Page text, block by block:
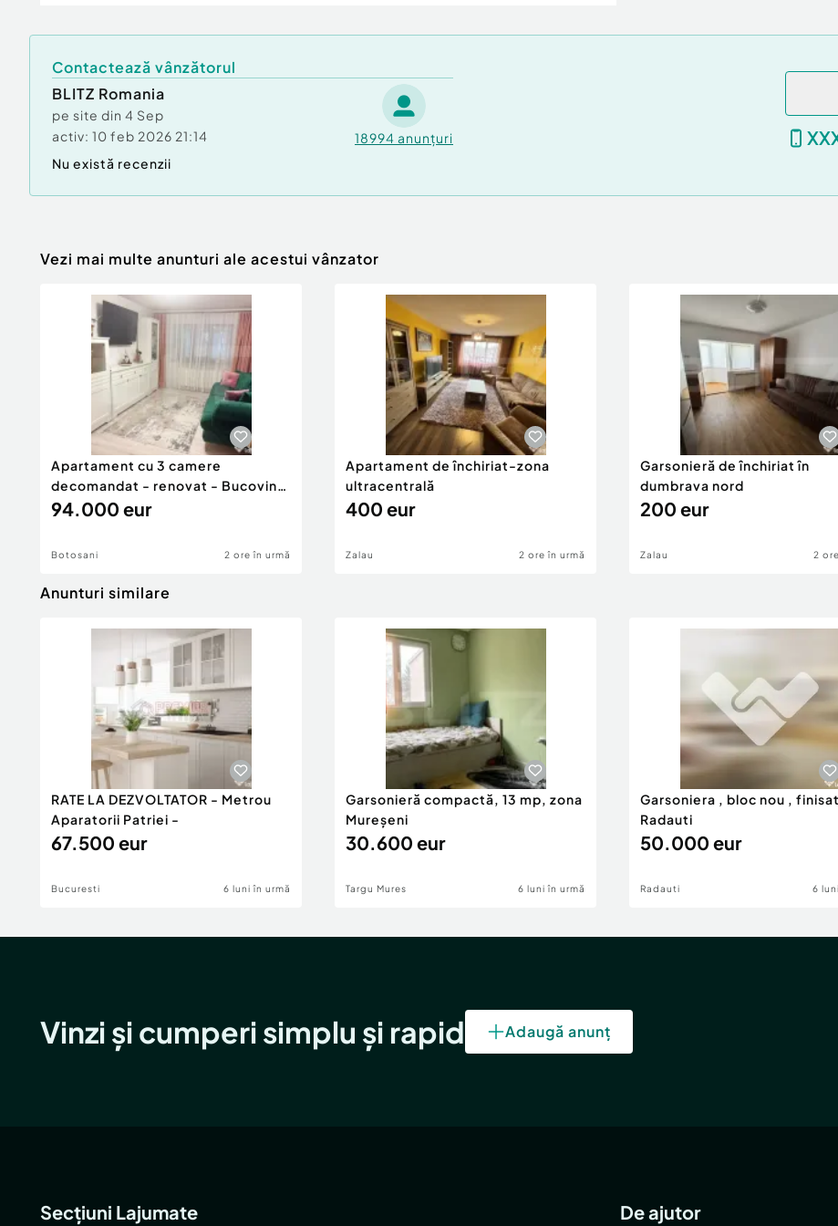
Contactează vânzătorul
BLITZ Romania
pe site din 4 Sep
activ: 10 feb 2026 21:14 18994 anunțuri
Nu există recenzii
Vezi mai multe anunturi ale acestui vânzator
Apartament cu 3 camere
decomandat - renovat - Bucovina
- Par
94.000 eur
Botosani 2 ore în urmă
Apartament de închiriat-zona
ultracentrală
400 eur
Zalau 2 ore în urmă
Garsonieră de închiriat în
dumbrava nord
200 eur
Zalau 2
Anunturi similare
RATE LA DEZVOLTATOR - Metrou
Aparatorii Patriei -
67.500 eur
Bucuresti 6 luni în urmă
Garsonieră compactă, 13 mp, zona
Mureșeni
30.600 eur
Targu Mures 6 luni în urmă
Garsoniera , bloc nou ,
Radauti
50.000 eur
Radauti 6
Vinzi și cumperi simplu și rapid Adaugă anunț
Secțiuni Lajumate De ajutor